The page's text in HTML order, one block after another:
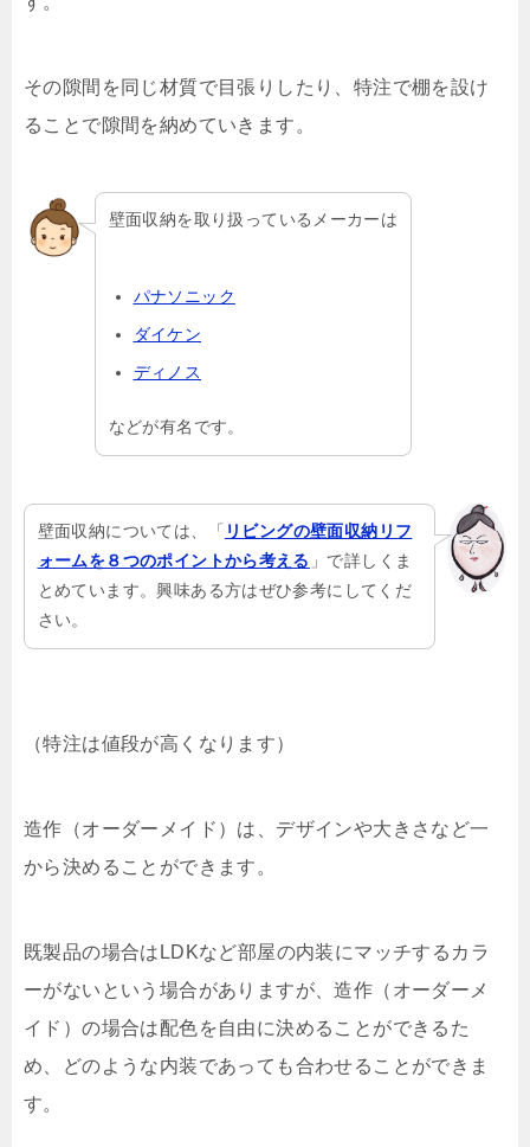
その隙間を同じ材質で目張りしたり、特注で棚を設け
ることで隙間を納めていきます。
壁面収納を取り扱っているメーカーは
パナソニック
ダイケン
ディノス
などが有名です。
壁面収納については、「 リビングの壁面収納リフ
ォームを８つのポイントから考える 」で詳しくま
とめています。興味ある方はぜひ参考にしてくだ
さい。
（特注は値段が高くなります）
造作（オーダーメイド）は、デザインや大きさなど一
から決めることができます。
既製品の場合はLDKなど部屋の内装にマッチするカラ
ーがないという場合がありますが、造作（オーダーメ
イド）の場合は配色を自由に決めることができるた
め、どのような内装であっても合わせることができま
す。